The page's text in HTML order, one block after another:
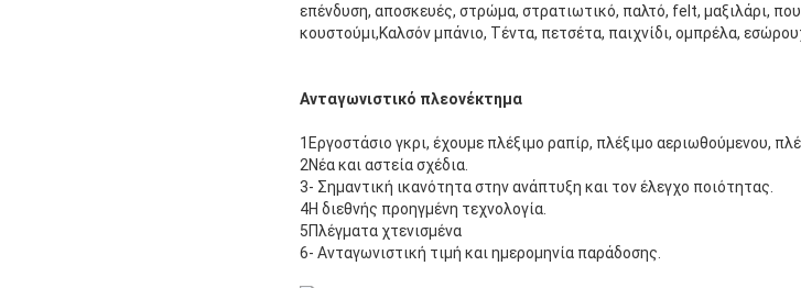
επένδυση, αποσκευές, στρώμα, στρατιωτικό, παλτό, felt, μαξιλάρι,
κουστούμι,Καλσόν μπάνιο, Τέντα, πετσέτα, παιχνίδι, ομπρέλα,
Ανταγωνιστικό πλεονέκτημα
1Εργοστάσιο γκρι, έχουμε πλέξιμο ραπίρ, πλέξιμο αεριωθούμενου,
2Νέα και αστεία σχέδια.
3- Σημαντική ικανότητα στην ανάπτυξη και τον έλεγχο ποιότητας.
4Η διεθνής προηγμένη τεχνολογία.
5Πλέγματα χτενισμένα
6- Ανταγωνιστική τιμή και ημερομηνία παράδοσης.